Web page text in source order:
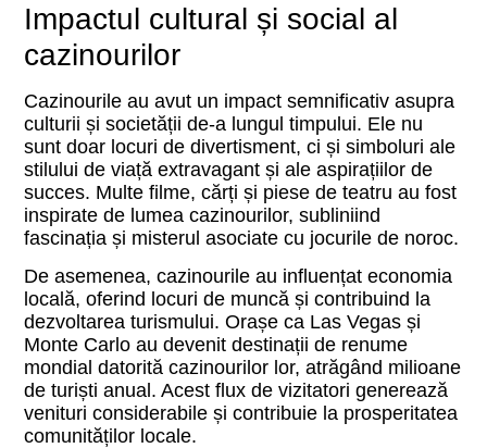
Impactul cultural și social al
cazinourilor
Cazinourile au avut un impact semnificativ asupra
culturii și societății de-a lungul timpului. Ele nu
sunt doar locuri de divertisment, ci și simboluri ale
stilului de viață extravagant și ale aspirațiilor de
succes. Multe filme, cărți și piese de teatru au fost
inspirate de lumea cazinourilor, subliniind
fascinația și misterul asociate cu jocurile de noroc.
De asemenea, cazinourile au influențat economia
locală, oferind locuri de muncă și contribuind la
dezvoltarea turismului. Orașe ca Las Vegas și
Monte Carlo au devenit destinații de renume
mondial datorită cazinourilor lor, atrăgând milioane
de turiști anual. Acest flux de vizitatori generează
venituri considerabile și contribuie la prosperitatea
comunităților locale.